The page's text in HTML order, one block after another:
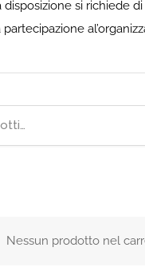
disposizione si richiede
Nessun prodotto nel